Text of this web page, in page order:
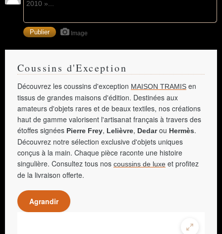
Image
Coussins d'Exception
Découvrez les coussins d'exception MAISON TRAMIS en
tissus de grandes maisons d'édition. Destinées aux
amateurs d'objets rares et de beaux textiles, nos créations
haut de gamme valorisent l'artisanat français à travers des
étoffes signées Pierre Frey, Lelièvre, Dedarou Hermès.
Découvrez notre sélection exclusive d'objets uniques
conçus à la main. Chaque pièce raconte une histoire
singulière. Consultez tous nos coussins de luxe et profitez
de la livraison offerte.
Agrandir